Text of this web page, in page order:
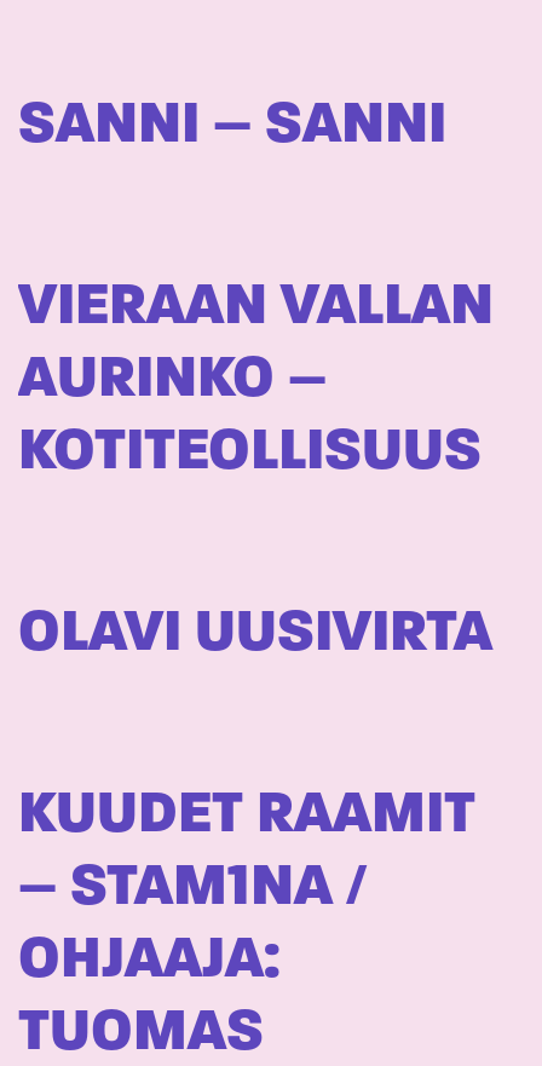
SANNI – SANNI
VIERAAN VALLAN
AURINKO –
KOTITEOLLISUUS
OLAVI UUSIVIRTA
KUUDET RAAMIT
– STAM1NA /
OHJAAJA:
TUOMAS